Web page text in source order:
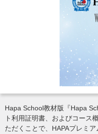
Hapa School教材版『Hapa
ト利用証明書、およびコース
ただくことで、HAPAプレミ